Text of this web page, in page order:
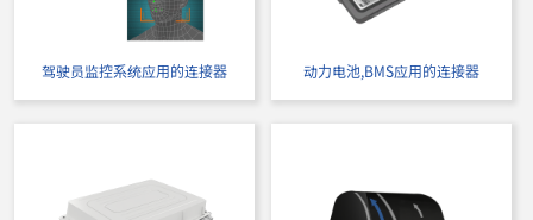
驾驶员监控系统应用的连接器 动力电池,BMS应用的连接器